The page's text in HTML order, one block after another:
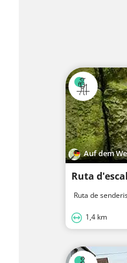
Auf dem
Ruta
Ruta de
1,4 km